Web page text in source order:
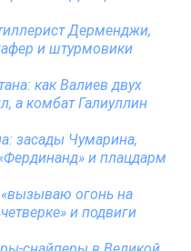
Дерменджи,
и штурмовики
как Валиев двух
а комбат Галиуллин
засады Чумарина,
и плацдарм
«вызываю огонь на
и подвиги